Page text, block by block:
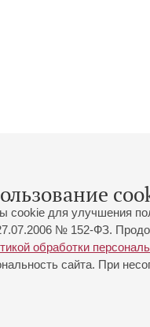
cookie для улучшения
№ 152-ФЗ.
обработки
сайта. При